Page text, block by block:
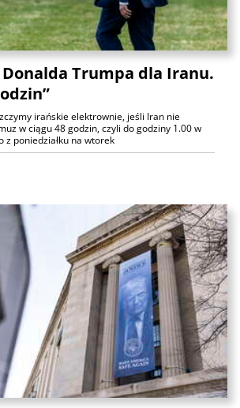
Trumpa dla Iranu.
irańskie elektrownie, jeśli Iran nie
w ciągu 48 godzin, czyli do godziny 1.00 w
z poniedziałku na wtorek